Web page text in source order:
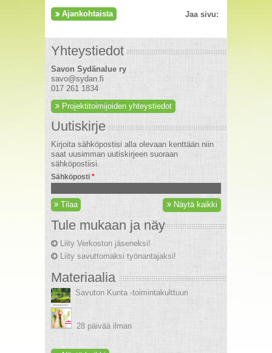
Jaa sivu:
Ajankohtaista
Yhteystiedot
Savon Sydänalue ry
savo@sydan.fi
017 261 1834
Projektitoimijoiden yhteystiedot
Uutiskirje
Kirjoita sähköpostisi alla olevaan kenttään niin
saat uusimman uutiskirjeen suoraan
sähköpostiisi.
Sähköposti *
Tilaa Näytä kaikki
Tule mukaan ja näy
Liity Verkoston jäseneksi!
Liity savuttomaksi työnantajaksi!
Materiaalia
Savuton Kunta -toimintakulttuuri
28 päivää ilman